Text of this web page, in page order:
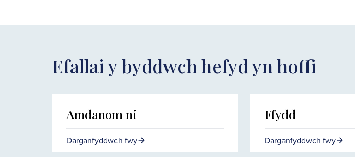
Efallai y byddwch hefyd yn hoffi
Amdanom ni
Darganfyddwch fwy
Ffydd
Darganfyddwch fwy